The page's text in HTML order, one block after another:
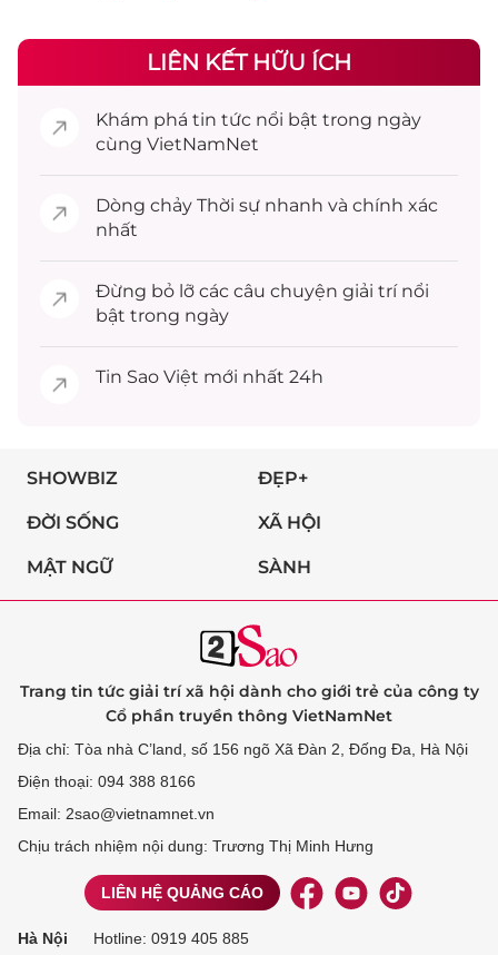
LIÊN KẾT HỮU ÍCH
Khám phá tin tức nổi bật trong ngày
cùng VietNamNet
Dòng chảy Thời sự nhanh và chính xác
nhất
Đừng bỏ lỡ các câu chuyện giải trínổi
bật trong ngày
Tin Sao Việt mới nhất 24h
SHOWBIZ ĐẸP+
ĐỜI SỐNG XÃ HỘI
MẬT NGỮ SÀNH
Trang tin tức giải trí xã hội dành cho giới trẻ của công ty
Cổ phần truyền thông VietNamNet
Địa chỉ: Tòa nhà C’land, số 156 ngõ Xã Đàn 2, Đống Đa, Hà Nội
Điện thoại: 094 388 8166
Email: 2sao@vietnamnet.vn
Chịu trách nhiệm nội dung: Trương Thị Minh Hưng
LIÊN HỆ QUẢNG CÁO
Hà Nội Hotline: 0919 405 885